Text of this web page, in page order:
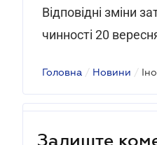
Відповідні зміни
чинності 20
Головна / Новини /
Залиште